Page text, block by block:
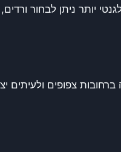
יותר ניתן לבחור ורדים,
ברחובות צפופים